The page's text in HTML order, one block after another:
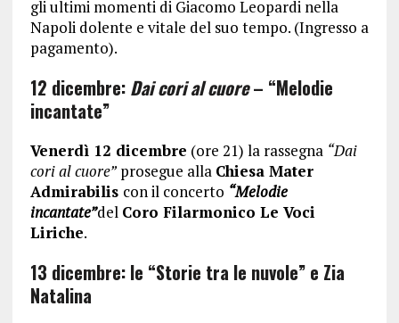
gli ultimi momenti di Giacomo Leopardi nella
Napoli dolente e vitale del suo tempo. (Ingresso a
pagamento).
12 dicembre: Dai cori al cuore– “Melodie
incantate”
Venerdì 12 dicembre (ore 21) la rassegna “Dai
cori al cuore”prosegue alla Chiesa Mater
Admirabilis con il concerto “Melodie
incantate”del Coro Filarmonico Le Voci
Liriche.
13 dicembre: le “Storie tra le nuvole” e Zia
Natalina